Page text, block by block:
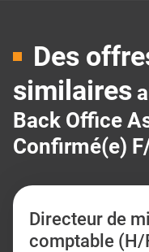
Des
similaires
Back Office
Confirmé(e)
Directeur de
comptable (H/